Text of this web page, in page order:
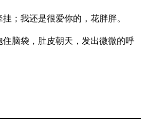
；我还是很爱你的，花胖胖。
脑袋，肚皮朝天，发出微微的呼